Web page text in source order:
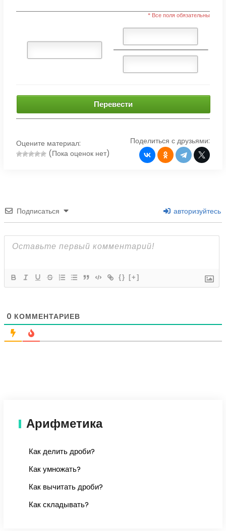
* Все поля обязательны
Перевести
Оцените материал:
(Пока оценок нет)
Поделиться с друзьями:
Подписаться авторизуйтесь
{} [+]
0 КОММЕНТАРИЕВ
Арифметика
Как делить дроби?
Как умножать?
Как вычитать дроби?
Как складывать?